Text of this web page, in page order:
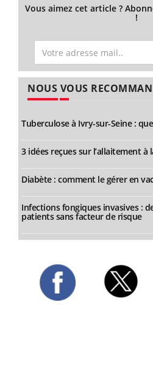
Vous aimez cet article ?
!
NOUS VOUS
Tuberculose à Ivry-sur-Seine :
3 idées reçues sur l’allaitement à
Diabète : comment le gérer en
Infections fongiques invasives :
patients sans facteur de risque